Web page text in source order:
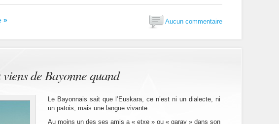
» Aucun commentaire
viens de Bayonne quand
Le Bayonnais sait que l’Euskara, ce n’est ni un dialecte, ni
un patois, mais une langue vivante.
Au moins un des ses amis a « etxe » ou « garay » dans son